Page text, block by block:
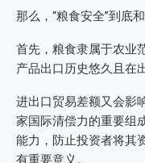
那么，“粮食安全”到底
首先，粮食隶属于农业
产品出口历史悠久且在
进出口贸易差额又会影
家国际清偿力的重要组
能力，防止投资者将其
有重要意义。